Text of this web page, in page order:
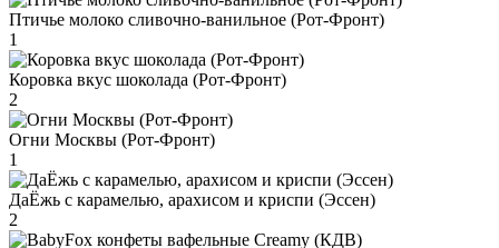
Птичье молоко сливочно-ванильное (Рот-Фронт)
1
Коровка вкус шоколада (Рот-Фронт)
2
Огни Москвы (Рот-Фронт)
1
ДаЁжь с карамелью, арахисом и криспи (Эссен)
2